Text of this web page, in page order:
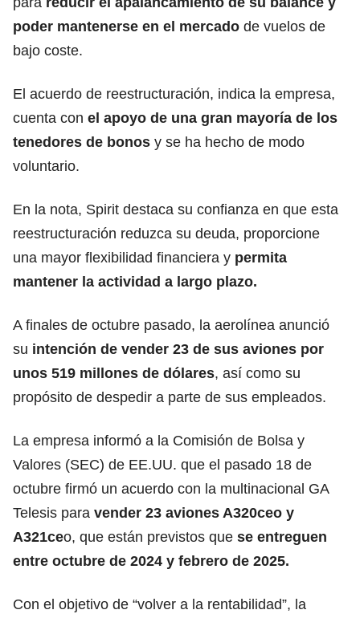
poder mantenerse en el mercado de vuelos de
bajo coste.
El acuerdo de reestructuración, indica la empresa,
cuenta con el apoyo de una gran mayoría de los
tenedores de bonos y se ha hecho de modo
voluntario.
En la nota, Spirit destaca su confianza en que esta
reestructuración reduzca su deuda, proporcione
una mayor flexibilidad financiera y permita
mantener la actividad a largo plazo.
A finales de octubre pasado, la aerolínea anunció
su intención de vender 23 de sus aviones por
unos 519 millones de dólares, así como su
propósito de despedir a parte de sus empleados.
La empresa informó a la Comisión de Bolsa y
Valores (SEC) de EE.UU. que el pasado 18 de
octubre firmó un acuerdo con la multinacional GA
Telesis para vender 23 aviones A320ceo y
A321ceo, que están previstos que se entreguen
entre octubre de 2024 y febrero de 2025.
Con el objetivo de “volver a la rentabilidad”, la